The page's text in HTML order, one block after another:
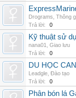
Drograms Thông
Trả lời:
0
Kỹ thuật sử
nana01
Giao lưu
Trả lời:
0
DU HỌC
Leadgle Đào tạo
Trả lời:
0
Phân bón lá